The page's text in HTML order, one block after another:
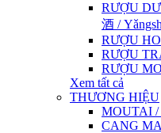
RƯỢU
酒 /
RƯỢU
RƯỢU
RƯỢU
Xem tất cả
THƯƠNG HIỆU
MOUTAI
CANG